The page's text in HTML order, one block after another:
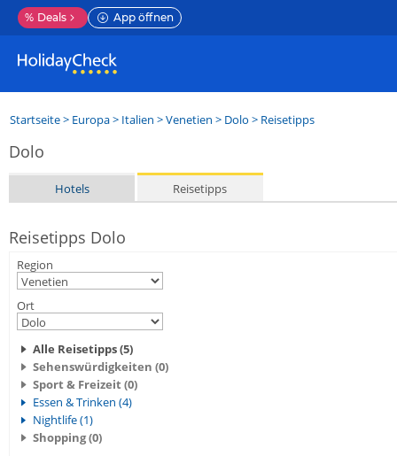
% Deals App öffnen
Startseite> Europa> Italien >Venetien > Dolo > Reisetipps
Dolo
Hotels Reisetipps
Reisetipps Dolo
Region
Ort
Alle Reisetipps (5)
Sehenswürdigkeiten (0)
Sport & Freizeit (0)
Essen & Trinken (4)
Nightlife (1)
Shopping (0)